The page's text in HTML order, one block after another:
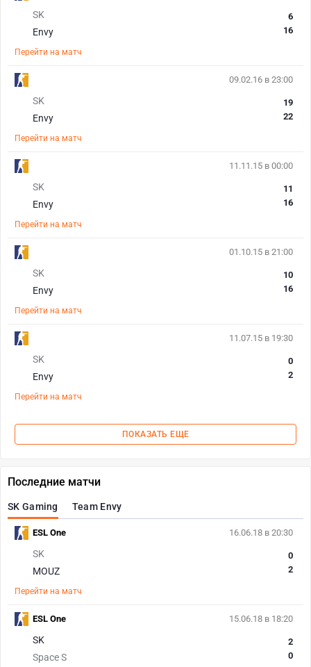
SK
Envy
6
16
Перейти на матч
09.02.16 в 23:00
SK
Envy
19
22
Перейти на матч
11.11.15 в 00:00
SK
Envy
11
16
Перейти на матч
01.10.15 в 21:00
SK
Envy
10
16
Перейти на матч
11.07.15 в 19:30
SK
Envy
0
2
Перейти на матч
ПОКАЗАТЬ ЕЩЕ
Последние матчи
SK Gaming Team Envy
16.06.18 в 20:30
SK
MOUZ
0
2
Перейти на матч
ESL One
15.06.18 в 18:20
SK
Space S
2
0
ESL One